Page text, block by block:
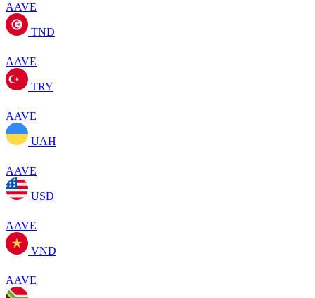
AAVE
TND
AAVE
TRY
AAVE
UAH
AAVE
USD
AAVE
VND
AAVE